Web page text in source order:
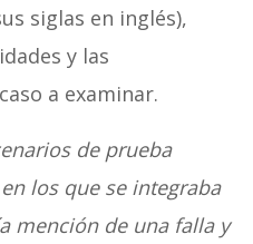
siglas en inglés),
y las
a examinar.
de prueba
los que se integraba
mención de una falla y